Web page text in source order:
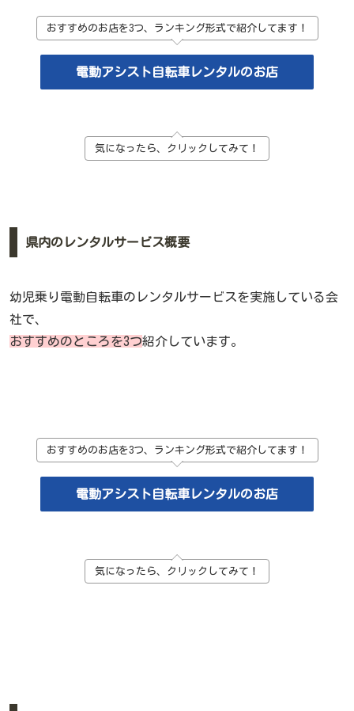
おすすめのお店を3つ、ランキング形式で紹介してます！
電動アシスト自転車レンタルのお店
気になったら、クリックしてみて！
県内のレンタルサービス概要
幼児乗り電動自転車のレンタルサービスを実施している会
社で、
おすすめのところを3つ紹介しています。
おすすめのお店を3つ、ランキング形式で紹介してます！
電動アシスト自転車レンタルのお店
気になったら、クリックしてみて！